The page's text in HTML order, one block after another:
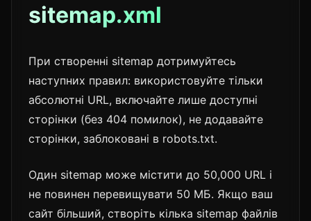
sitemap.xml
При створенні sitemap дотримуйтесь
наступних правил: використовуйте тільки
абсолютні URL, включайте лише доступні
сторінки (без 404 помилок), не додавайте
сторінки, заблоковані в robots.txt.
Один sitemap може містити до 50,000 URL і
не повинен перевищувати 50 МБ. Якщо ваш
сайт більший, створіть кілька sitemap файлів